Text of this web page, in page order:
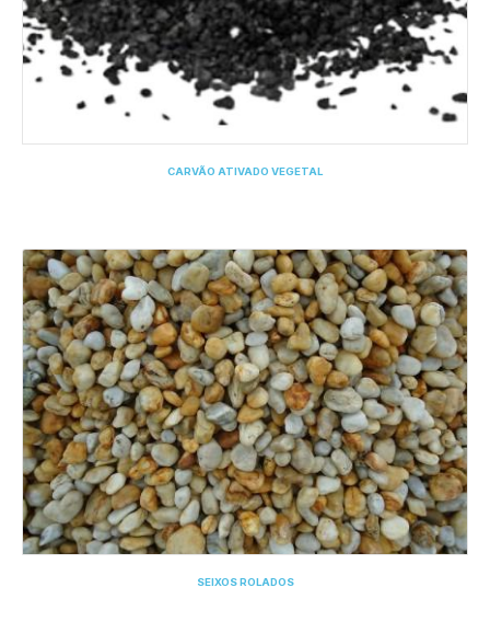
CARVÃO ATIVADO VEGETAL
SEIXOS ROLADOS